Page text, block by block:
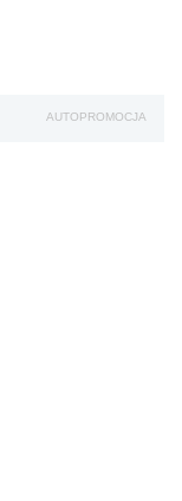
AUTOPROMOCJA